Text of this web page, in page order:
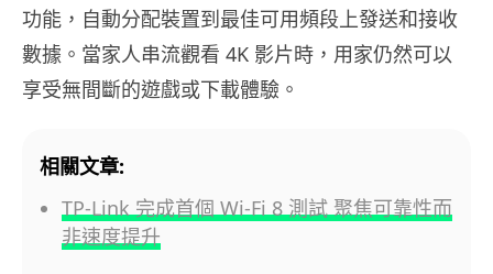
功能，自動分配裝置到最佳可用頻段上發送和接收
數據。當家人串流觀看 4K 影片時，用家仍然可以
享受無間斷的遊戲或下載體驗。
相關文章:
TP-Link 完成首個 Wi-Fi 8 測試 聚焦可靠性而
非速度提升